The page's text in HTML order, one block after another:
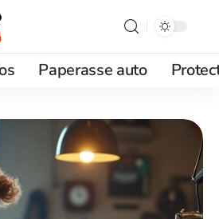
Paperasse auto